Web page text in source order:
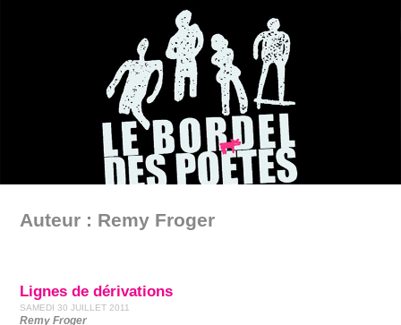
Auteur : Remy Froger
Lignes de dérivations
SAMEDI 30 JUILLET 2011
Remy Froger